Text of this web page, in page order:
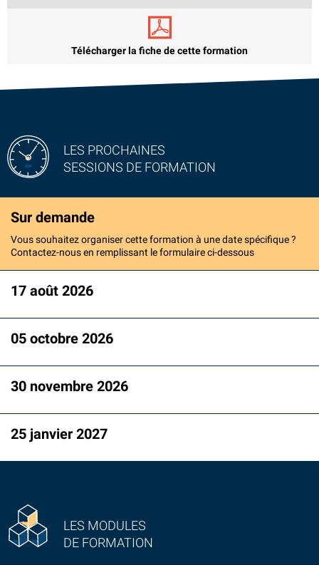
Télécharger la fiche de cette formation
LES MODULES
DE FORMATION
LES PROCHAINES
SESSIONS DE FORMATION
Sur demande
Vous souhaitez organiser cette formation à une date spécifique ?
Contactez-nous en remplissant le formulaire ci-dessous
17 août 2026
05 octobre 2026
30 novembre 2026
25 janvier 2027